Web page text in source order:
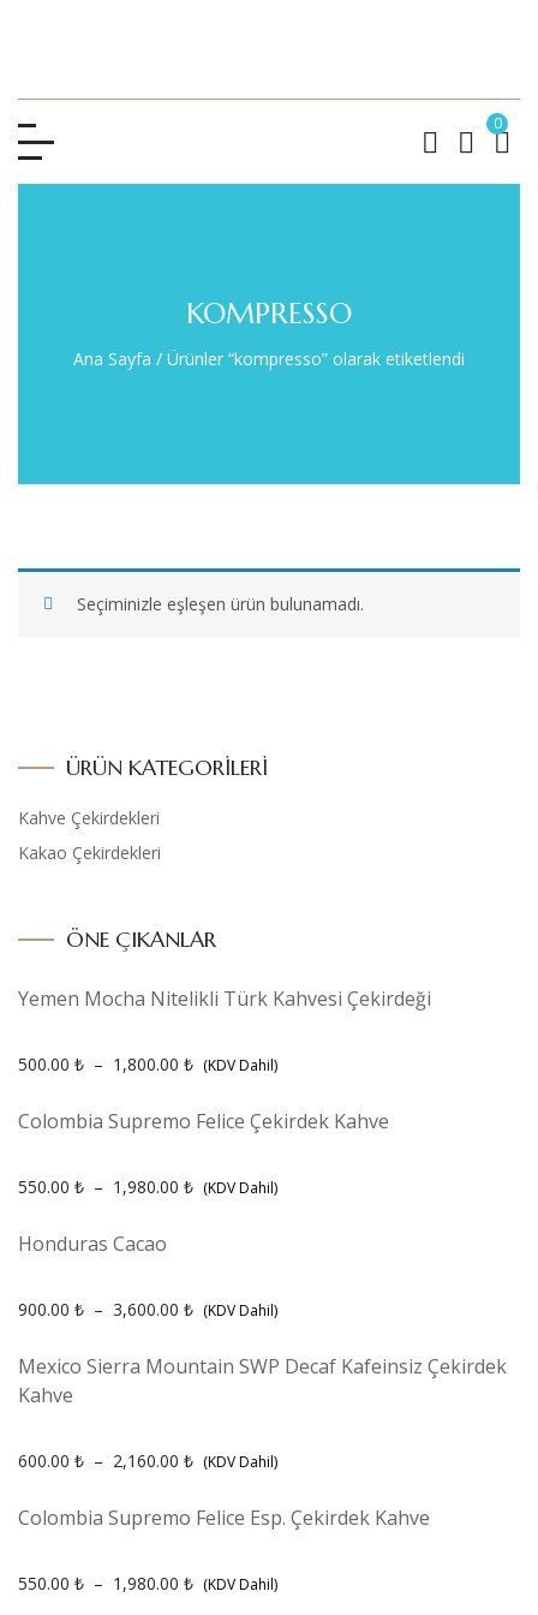
0
KOMPRESSO
Ana Sayfa / Ürünler “kompresso” olarak etiketlendi
ÜRÜN KATEGORILERI
Kahve Çekirdekleri
Kakao Çekirdekleri
ÖNE ÇIKANLAR
Yemen Mocha Nitelikli Türk Kahvesi Çekirdeği
500.00 ₺ – 1,800.00 ₺ (KDV Dahil)
Colombia Supremo Felice Çekirdek Kahve
550.00 ₺ – 1,980.00 ₺ (KDV Dahil)
Honduras Cacao
900.00 ₺ – 3,600.00 ₺ (KDV Dahil)
Mexico Sierra Mountain SWP Decaf Kafeinsiz Çekirdek
Kahve
600.00 ₺ – 2,160.00 ₺ (KDV Dahil)
Colombia Supremo Felice Esp. Çekirdek Kahve
550.00 ₺ – 1,980.00 ₺ (KDV Dahil)
Seçiminizle eşleşen ürün bulunamadı.